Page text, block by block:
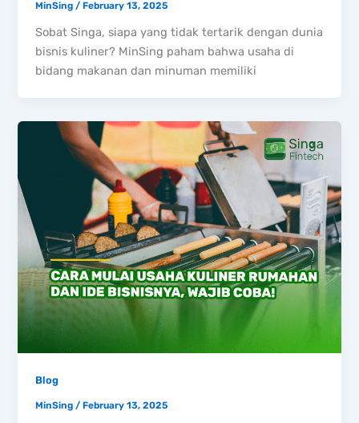
MinSing/February 13, 2025
Sobat Singa, siapa yang tidak tertarik dengan dunia
bisnis kuliner? MinSing paham bahwa usaha di
bidang makanan dan minuman memiliki
Blog
MinSing/February 13, 2025